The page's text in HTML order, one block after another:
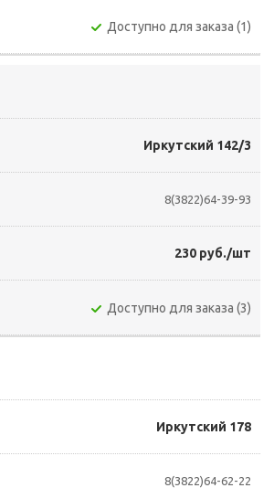
Доступно для заказа (1)
Иркутский 142/3
8(3822)64-39-93
230 руб./шт
Доступно для заказа (3)
Иркутский 178
8(3822)64-62-22